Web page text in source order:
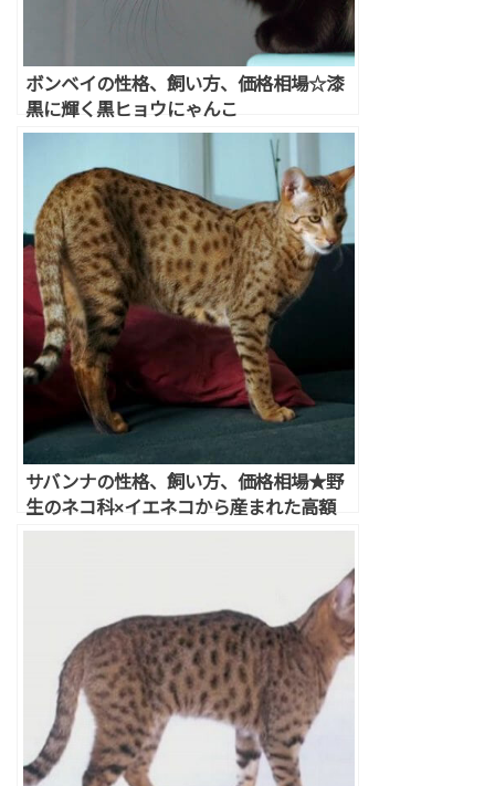
ボンベイの性格、飼い方、価格相場☆漆
黒に輝く黒ヒョウにゃんこ
サバンナの性格、飼い方、価格相場★野
生のネコ科×イエネコから産まれた高額